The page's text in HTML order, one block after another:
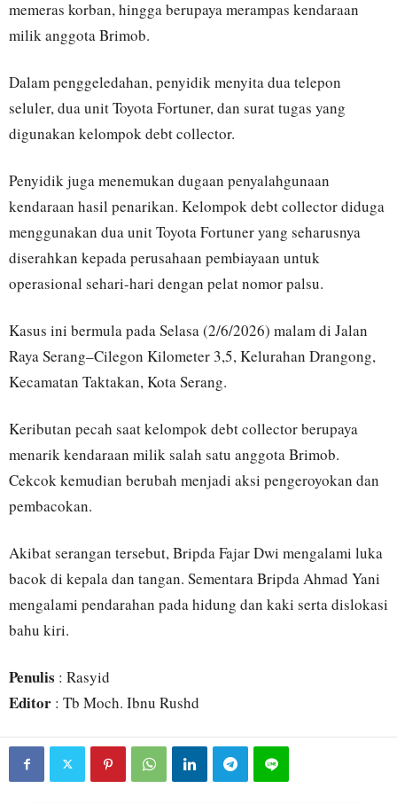
memeras korban, hingga berupaya merampas kendaraan
milik anggota Brimob.
Dalam penggeledahan, penyidik menyita dua telepon
seluler, dua unit Toyota Fortuner, dan surat tugas yang
digunakan kelompok debt collector.
Penyidik juga menemukan dugaan penyalahgunaan
kendaraan hasil penarikan. Kelompok debt collector diduga
menggunakan dua unit Toyota Fortuner yang seharusnya
diserahkan kepada perusahaan pembiayaan untuk
operasional sehari-hari dengan pelat nomor palsu.
Kasus ini bermula pada Selasa (2/6/2026) malam di Jalan
Raya Serang–Cilegon Kilometer 3,5, Kelurahan Drangong,
Kecamatan Taktakan, Kota Serang.
Keributan pecah saat kelompok debt collector berupaya
menarik kendaraan milik salah satu anggota Brimob.
Cekcok kemudian berubah menjadi aksi pengeroyokan dan
pembacokan.
Akibat serangan tersebut, Bripda Fajar Dwi mengalami luka
bacok di kepala dan tangan. Sementara Bripda Ahmad Yani
mengalami pendarahan pada hidung dan kaki serta dislokasi
bahu kiri.
Penulis : Rasyid
Editor : Tb Moch. Ibnu Rushd